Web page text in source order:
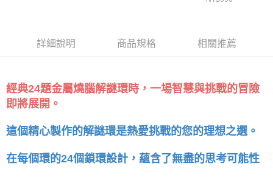
詳細說明 商品規格 相關推薦
經典24題金屬燒腦解謎環時，一場智慧與挑戰的冒險
即將展開。
這個精心製作的解謎環是熱愛挑戰的您的理想之選。
在每個環的24個鎖環設計，蘊含了無盡的思考可能性